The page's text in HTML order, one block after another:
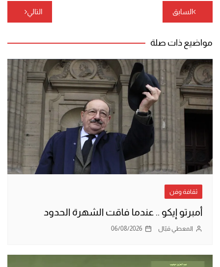
تصفّح
المقالات
السابق التالي
مواضيع ذات صلة
ثقافة وفن
أمبرتو إيكو .. عندما فاقت الشهرة الحدود
المعطي قبّال 06/08/2026